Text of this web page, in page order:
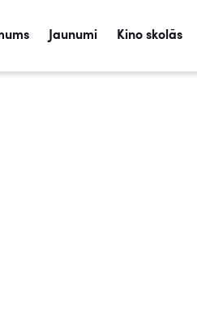
Jaunumi Kino skolās